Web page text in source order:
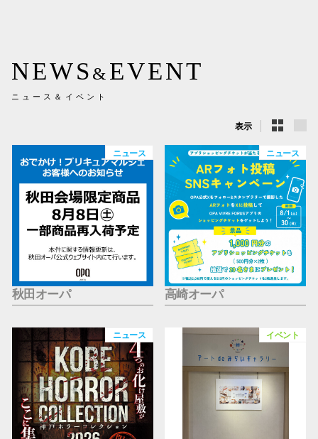
NEWS & EVENT
ニュース＆イベント
表示
ニュース
秋田オーパ
ニュース
高崎オーパ
ニュース イベント
横浜ビ